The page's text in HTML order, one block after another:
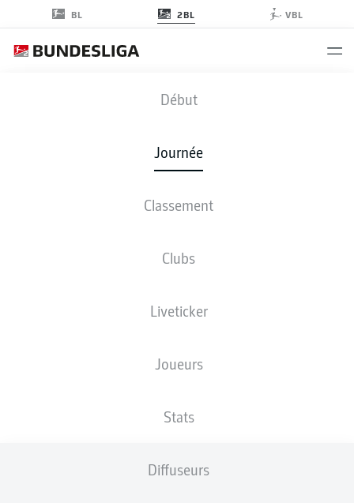
BL 2BL VBL
Début
Journée
Classement
Clubs
Liveticker
Joueurs
Stats
Diffuseurs
SGF- S04
2 0
COMPOSITIONS STATISTIQUES
LES ONZE DE DÉPART
Branimir Hrgota